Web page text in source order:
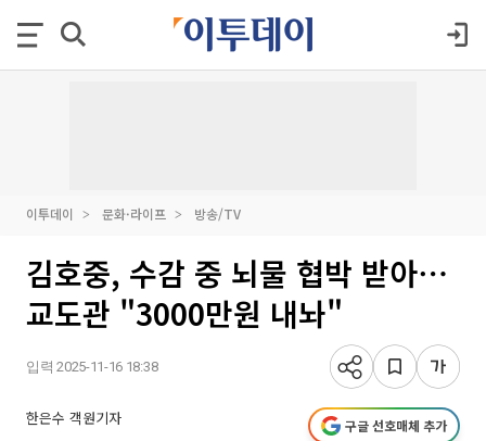
이투데이 문화·라이프 방송/TV
김호중, 수감 중 뇌물 협박 받아⋯
교도관 "3000만원 내놔"
입력 2025-11-16 18:38
한은수 객원기자 구글 선호매체 추가